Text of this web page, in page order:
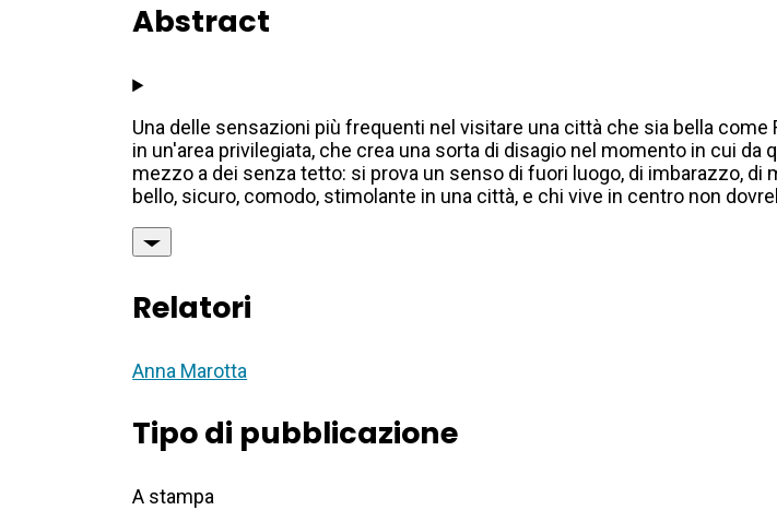
Abstract
Una delle sensazioni più frequenti nel visitare una città che sia bella
in un'area privilegiata, che crea una sorta di disagio nel momento in cui
mezzo a dei senza tetto: si prova un senso di fuori luogo, di imbarazzo,
bello, sicuro, comodo, stimolante in una città, e chi vive in centro non
Relatori
Anna Marotta
Tipo di pubblicazione
A stampa